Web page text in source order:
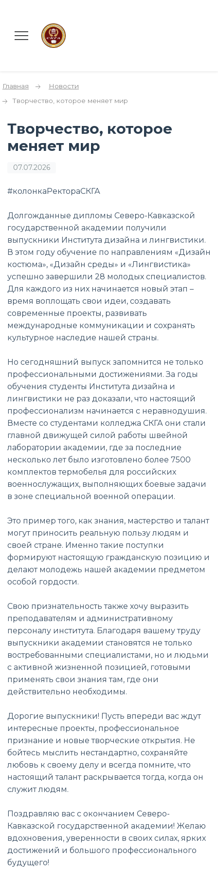
Главная
Новости
Творчество, которое меняет мир
Творчество, которое
меняет мир
07.07.2026
#колонкаРектораСКГА
Долгожданные дипломы Северо-Кавказской
государственной академии получили
выпускники Института дизайна и лингвистики.
В этом году обучение по направлениям «Дизайн
костюма», «Дизайн среды» и «Лингвистика»
успешно завершили 28 молодых специалистов.
Для каждого из них начинается новый этап –
время воплощать свои идеи, создавать
современные проекты, развивать
международные коммуникации и сохранять
культурное наследие нашей страны.
Но сегодняшний выпуск запомнится не только
профессиональными достижениями. За годы
обучения студенты Института дизайна и
лингвистики не раз доказали, что настоящий
профессионализм начинается с неравнодушия.
Вместе со студентами колледжа СКГА они стали
главной движущей силой работы швейной
лаборатории академии, где за последние
несколько лет было изготовлено более 7500
комплектов термобелья для российских
военнослужащих, выполняющих боевые задачи
в зоне специальной военной операции.
Это пример того, как знания, мастерство и талант
могут приносить реальную пользу людям и
своей стране. Именно такие поступки
формируют настоящую гражданскую позицию и
делают молодежь нашей академии предметом
особой гордости.
Свою признательность также хочу выразить
преподавателям и административному
персоналу института. Благодаря вашему труду
выпускники академии становятся не только
востребованными специалистами, но и людьми
с активной жизненной позицией, готовыми
применять свои знания там, где они
действительно необходимы.
Дорогие выпускники! Пусть впереди вас ждут
интересные проекты, профессиональное
признание и новые творческие открытия. Не
бойтесь мыслить нестандартно, сохраняйте
любовь к своему делу и всегда помните, что
настоящий талант раскрывается тогда, когда он
служит людям.
Поздравляю вас с окончанием Северо-
Кавказской государственной академии! Желаю
вдохновения, уверенности в своих силах, ярких
достижений и большого профессионального
будущего!